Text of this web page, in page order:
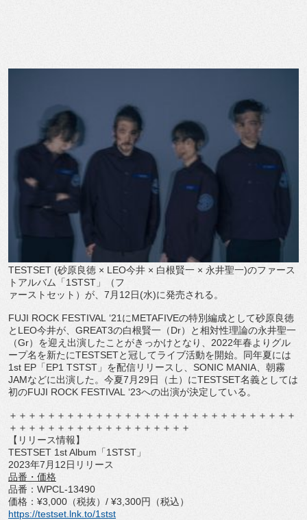
TESTSET (砂原良徳 × LEO今井 × 白根賢一 × 永井聖一)のファース
トアルバム「1STST 」（フ
ァーストセット）が、 7 月 12日(水)に発売される。
FUJI ROCK FESTIVAL ‘21 にMETAFIVEの特別編成として砂原良徳
と LEO今井が、 GREAT3の白根賢一（Dr）
と相対性理論の永井聖一
（Gr） を迎え出演したことがきっかけとなり、 2022年春よりグル
ープ名を新たにTESTSETと冠してライブ活動を開始。同年夏には
1st EP 「EP1 TSTST 」を配信リリースし、 SONIC MANIA 、朝霧
JAMなどに出演した。今夏7 月 29日（土）にTESTSET名義としては
初のFUJI ROCK FESTIVAL ‘23への出演が決定している。
＋＋＋＋＋＋＋＋＋＋＋＋＋＋＋＋＋＋＋＋＋＋＋＋＋＋＋＋＋＋
＋＋＋＋＋＋＋＋＋＋＋＋＋＋＋＋＋＋＋
【リリース情報】
TESTSET 1st Album 「1STST 」
2023年7 月 12日リリース
品番・価格
品番： WPCL-13490
価格： ¥3,000 （税抜） / ¥3,300円（税込）
https://testset.lnk.to/1stst